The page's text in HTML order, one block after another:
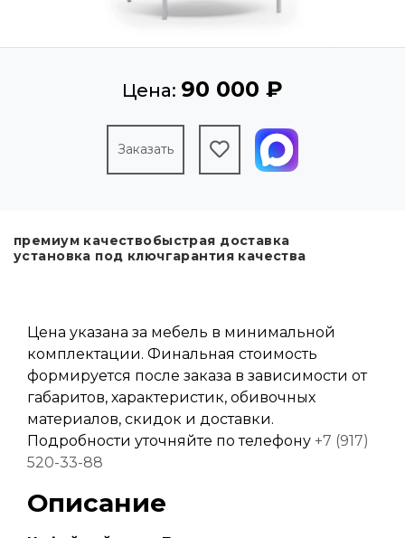
Цена: 90 000 ₽
Заказать
премиум качествобыстрая доставка
установка под ключгарантия качества
Цена указана за мебель в минимальной
комплектации. Финальная стоимость
формируется после заказа в зависимости от
габаритов, характеристик, обивочных
материалов, скидок и доставки.
Подробности уточняйте по телефону +7 (917)
520-33-88
Описание